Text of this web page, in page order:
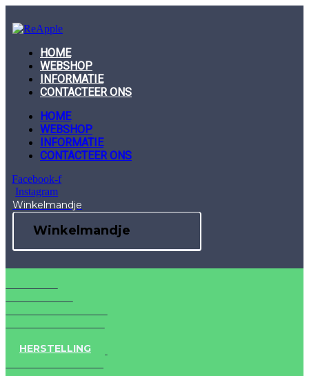
to
content
HOME
WEBSHOP
INFORMATIE
CONTACTEER ONS
HOME
WEBSHOP
INFORMATIE
CONTACTEER ONS
Facebook-f
Instagram
Winkelmandje
Winkelmandje
HERSTELLING